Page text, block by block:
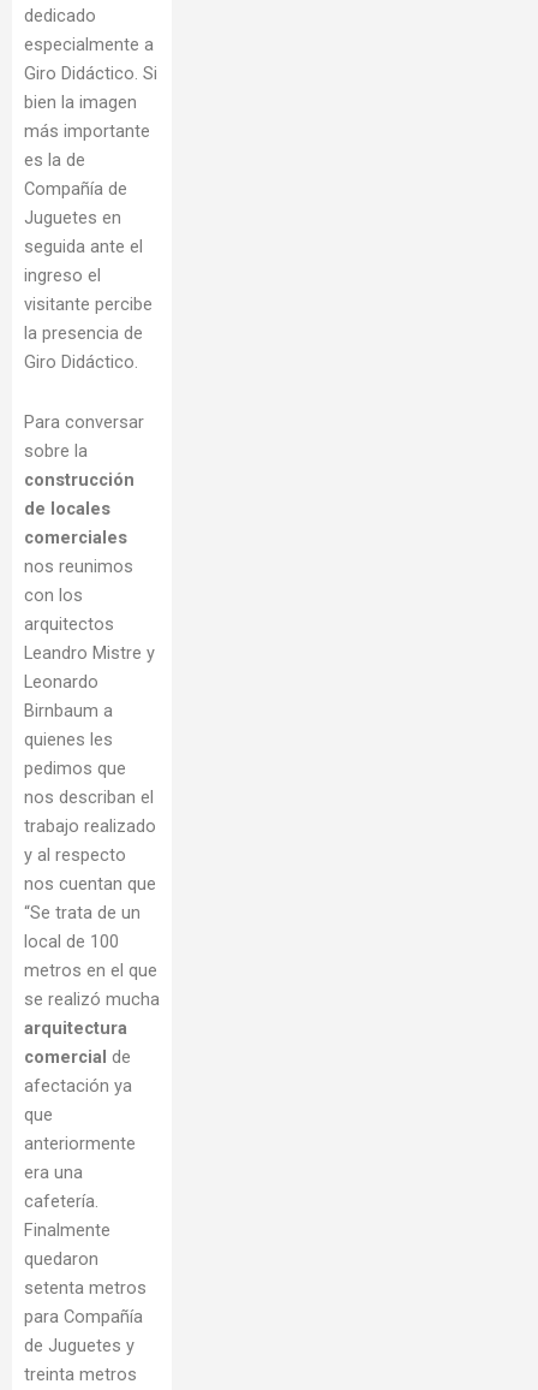
dedicado
especialmente a
Giro Didáctico. Si
bien la imagen
más importante
es la de
Compañía de
Juguetes en
seguida ante el
ingreso el
visitante percibe
la presencia de
Giro Didáctico.
Para conversar
sobre la
construcción
de locales
comerciales
nos reunimos
con los
arquitectos
Leandro Mistre y
Leonardo
Birnbaum a
quienes les
pedimos que
nos describan el
trabajo realizado
y al respecto
nos cuentan que
“Se trata de un
local de 100
metros en el que
se realizó mucha
arquitectura
comercial de
afectación ya
que
anteriormente
era una
cafetería.
Finalmente
quedaron
setenta metros
para Compañía
de Juguetes y
treinta metros